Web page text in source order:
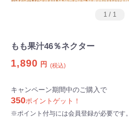
1 / 1
もも果汁46％ネクター
1,890 円 (税込)
キャンペーン期間中のご購入で
350ポイントゲット！
※ポイント付与には会員登録が必要です。